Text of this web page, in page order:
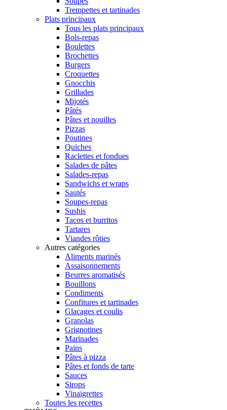
Trempettes et tartinades
Plats principaux
Tous les plats principaux
Bols-repas
Boulettes
Brochettes
Burgers
Croquettes
Gnocchis
Grillades
Mijotés
Pâtés
Pâtes et nouilles
Pizzas
Poutines
Quiches
Raclettes et fondues
Salades de pâtes
Salades-repas
Sandwichs et wraps
Sautés
Soupes-repas
Sushis
Tacos et burritos
Tartares
Viandes rôties
Autres catégories
Aliments marinés
Assaisonnements
Beurres aromatisés
Bouillons
Condiments
Confitures et tartinades
Glaçages et coulis
Granolas
Grignotines
Marinades
Pains
Pâtes à pizza
Pâtes et fonds de tarte
Sauces
Sirops
Vinaigrettes
Toutes les recettes